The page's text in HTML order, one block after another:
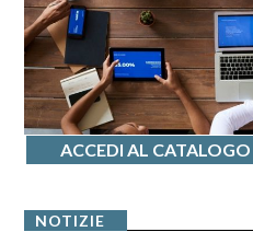
ACCEDI AL
NOTIZIE